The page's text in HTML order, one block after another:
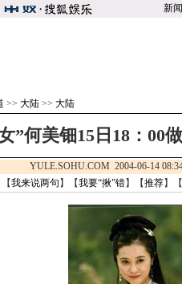
新闻
>> 大陆 >> 大陆
”何美钿15日18：00
YULE.SOHU.COM 2004-06-14
我来说两句 】【我要“揪”错】【推荐】